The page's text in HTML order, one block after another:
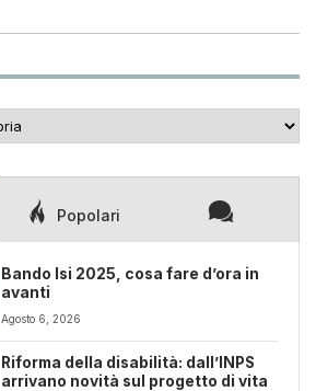
era:
è:
Popolari
Bando Isi 2025, cosa fare d’ora in
avanti
Agosto 6, 2026
Riforma della disabilità: dall’INPS
arrivano novità sul progetto di vita